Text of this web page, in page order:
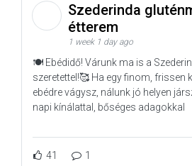
Szederinda
étterem
1 week 1 day ago
🍽️ Ebédidő! Várunk ma is a
szeretettel!🥰 Ha egy finom, frissen
ebédre vágysz, nálunk jó helyen
napi kínálattal, bőséges adagokkal
41 1